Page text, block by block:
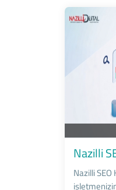
Nazilli
Nazilli